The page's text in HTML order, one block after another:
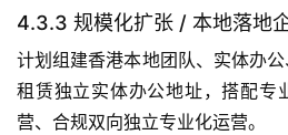
海
银
行
开
4.3.3 规模化扩张 / 本地落地
计划组建香港本地团队、实体办
租赁独立实体办公地址，搭配专
营、合规双向独立专业化运营。